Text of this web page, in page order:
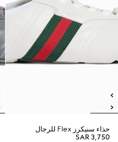
حذاء سنيكرز Flex للرجال
SAR 3,750